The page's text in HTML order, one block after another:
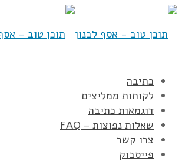
כתיבה
לקוחות ממליצים
דוגמאות כתיבה
שאלות נפוצות – FAQ
צרו קשר
פייסבוק